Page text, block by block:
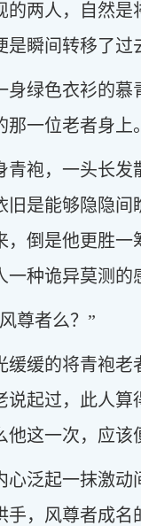
的两人，自然
瞬间转移了过
身绿色衣衫的
一位老者身上。
青袍，一头长
旧是能够隐隐
，倒是他更胜
一种诡异莫测的
尊者么？”
缓缓的将青袍
说起过，此人
他这一次，应该
心泛起一抹激
手，风尊者成